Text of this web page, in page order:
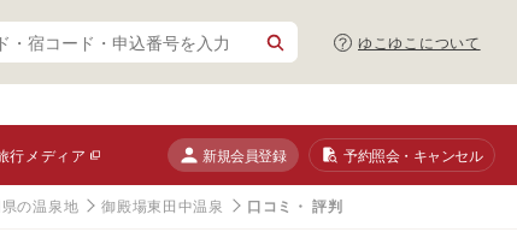
ゆこゆこについて
行メディア 新規会員登録 予約照会・キャンセル
の温泉地 御殿場東田中温泉 口コミ・ 評判